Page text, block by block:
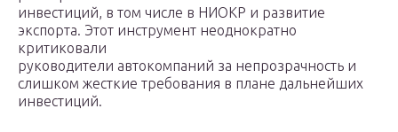
инвестиций, в том числе в НИОКР и развитие
экспорта. Этот инструмент неоднократно
критиковали
руководители автокомпаний за непрозрачность и
слишком жесткие требования в плане дальнейших
инвестиций.